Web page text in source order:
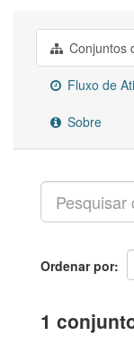
Conjuntos
Fluxo de
Sobre
Ordenar por
1